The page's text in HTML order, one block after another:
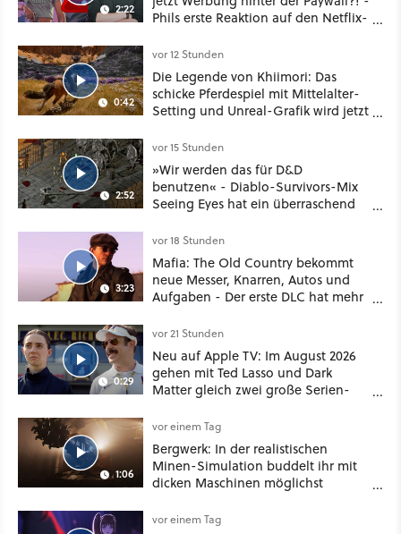
2:22
Phils erste Reaktion auf den Netflix-
0:42
vor 12 Stunden
Die Legende von Khiimori: Das
schicke Pferdespiel mit Mittelalter-
Setting und Unreal-Grafik wird jetzt
2:52
vor 15 Stunden
»Wir werden das für D&D
benutzen« - Diablo-Survivors-Mix
Seeing Eyes hat ein überraschend
3:23
vor 18 Stunden
Mafia: The Old Country bekommt
neue Messer, Knarren, Autos und
Aufgaben - Der erste DLC hat mehr
0:29
vor 21 Stunden
Neu auf Apple TV: Im August 2026
gehen mit Ted Lasso und Dark
Matter gleich zwei große Serien-
1:06
vor einem Tag
Bergwerk: In der realistischen
Minen-Simulation buddelt ihr mit
dicken Maschinen möglichst
vor einem Tag